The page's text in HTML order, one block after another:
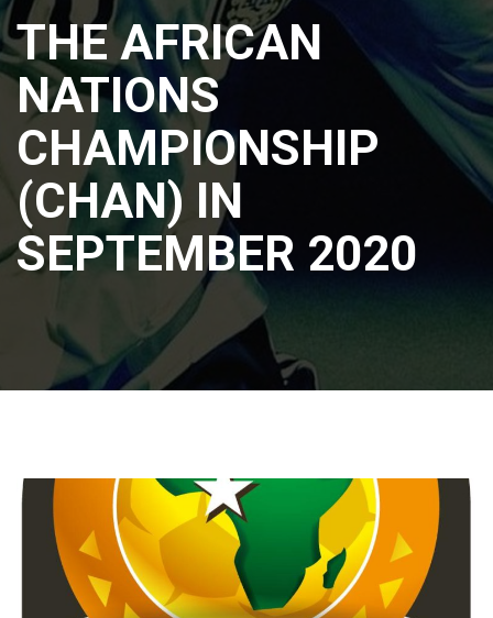
THE AFRICAN
NATIONS
CHAMPIONSHIP
(CHAN) IN
SEPTEMBER 2020